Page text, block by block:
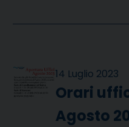
14 Luglio 2023
Orari
Agosto